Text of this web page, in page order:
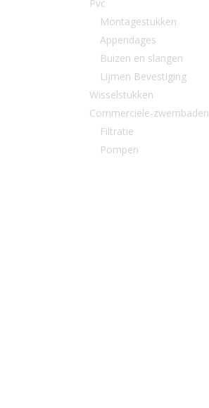
Pvc
Montagestukken
Appendages
Buizen en slangen
Lijmen Bevestiging
Wisselstukken
Commerciele-zwembaden
Filtratie
Pompen